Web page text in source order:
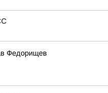
Федорищев